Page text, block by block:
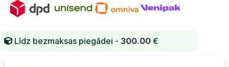
Līdz bezmaksas piegādei - 300.00 €